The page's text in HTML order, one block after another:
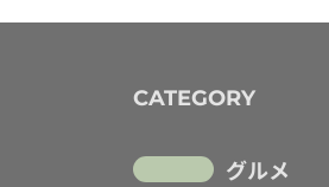
CATEGORY
グルメ